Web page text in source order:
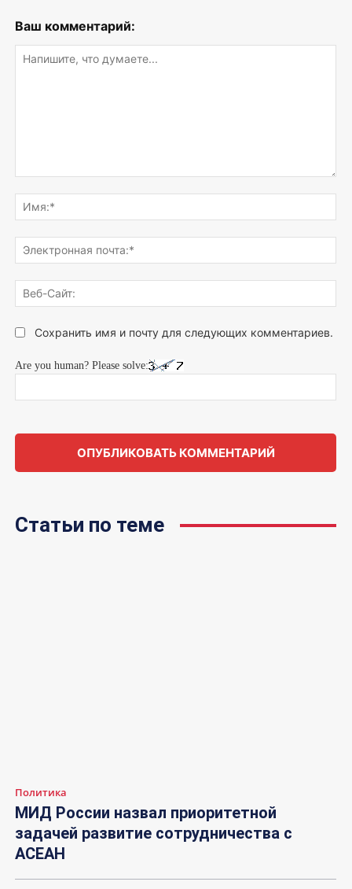
Ваш комментарий:
что
думаете...
Сохранить имя и почту для следующих комментариев.
Are you human? Please solve:
Статьи по теме
Политика
МИД России назвал приоритетной
задачей развитие сотрудничества с
АСЕАН